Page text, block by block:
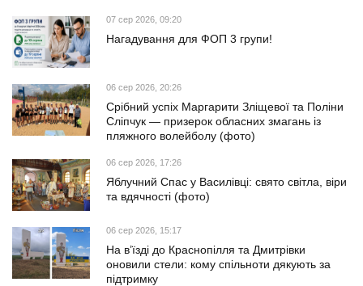
07 сер 2026, 09:20
Нагадування для ФОП 3 групи!
06 сер 2026, 20:26
Срібний успіх Маргарити Зліщевої та Поліни
Сліпчук — призерок обласних змагань із
пляжного волейболу (фото)
06 сер 2026, 17:26
Яблучний Спас у Василівці: свято світла, віри
та вдячності (фото)
06 сер 2026, 15:17
На в’їзді до Краснопілля та Дмитрівки
оновили стели: кому спільноти дякують за
підтримку